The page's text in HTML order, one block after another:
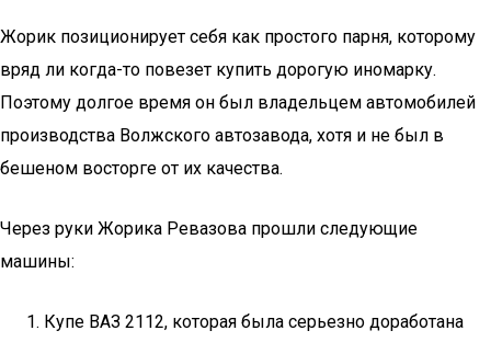
Жорик позиционирует себя как простого парня, которому
вряд ли когда-то повезет купить дорогую иномарку.
Поэтому долгое время он был владельцем автомобилей
производства Волжского автозавода, хотя и не был в
бешеном восторге от их качества.
Через руки Жорика Ревазова прошли следующие
машины:
Купе ВАЗ 2112, которая была серьезно доработана